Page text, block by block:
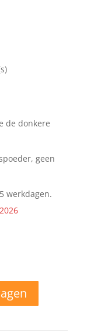
de donkere
geen
werkdagen.